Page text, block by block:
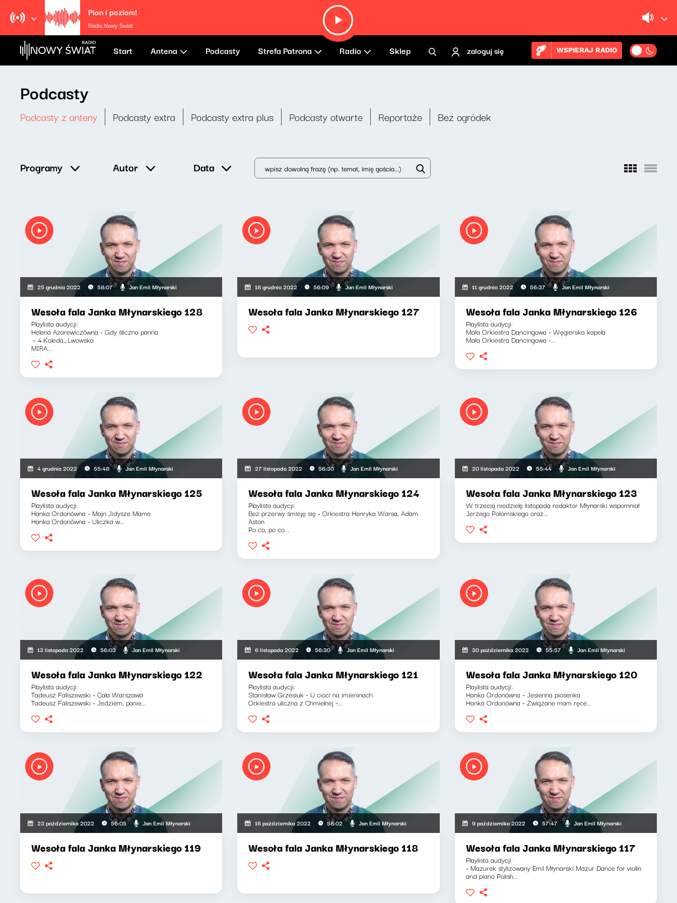
Pion i poziom!
Radio Nowy Świat
Start Antena Podcasty Strefa Patrona Radio Sklep zaloguj się WSPIERAJ RADIO
Podcasty
Podcasty z anteny Podcasty extra Podcasty extra plus Podcasty otwarte Reportaże Bez ogródek
Programy Autor Data
25 grudnia 2022 58:07 Jan Emil Młynarski
Wesoła fala Janka Młynarskiego 128
Playlista audycji:
Helena Azarewiczówna - Gdy śliczna panna
- 4.Koleda_Lwowska
MIRA...
18 grudnia 2022 56:09 Jan Emil Młynarski
Wesoła fala Janka Młynarskiego 127
11 grudnia 2022 56:37 Jan Emil Młynarski
Wesoła fala Janka Młynarskiego 126
Playlista audycji:
Mała Orkiestra Dancingowa - Węgierska kapela
Mała Orkiestra Dancingowa -...
4 grudnia 2022 55:48 Jan Emil Młynarski
Wesoła fala Janka Młynarskiego 125
Playlista audycji:
Hanka Ordonówna - Majn Jidysze Mame
Hanka Ordonówna - Uliczka w...
27 listopada 2022 56:30 Jan Emil Młynarski
Wesoła fala Janka Młynarskiego 124
Playlista audycji:
Bez przerwy śmieję się - Orkiestra Henryka Warsa, Adam
Aston
Po co, po co...
20 listopada 2022 55:44 Jan Emil Młynarski
Wesoła fala Janka Młynarskiego 123
W trzecią niedzielę listopada redaktor Młynarski wspomniał
Jerzego Połomskiego oraz...
13 listopada 2022 56:03 Jan Emil Młynarski
Wesoła fala Janka Młynarskiego 122
Playlista audycji:
Tadeusz Faliszewski - Cala Warszawa
Tadeusz Faliszewski - Jedziem, panie...
6 listopada 2022 56:30 Jan Emil Młynarski
Wesoła fala Janka Młynarskiego 121
Playlista audycji:
Stanisław Grzesiuk - U cioci na imieninach
Orkiestra uliczna z Chmielnej -...
30 października 2022 55:57 Jan Emil Młynarski
Wesoła fala Janka Młynarskiego 120
Playlista audycji:
Hanka Ordonówna - Jesienna piosenka
Hanka Ordonówna - Związane mam ręce...
23 października 2022 56:05 Jan Emil Młynarski
Wesoła fala Janka Młynarskiego 119
16 października 2022 58:02 Jan Emil Młynarski
Wesoła fala Janka Młynarskiego 118
9 października 2022 57:47 Jan Emil Młynarski
Wesoła fala Janka Młynarskiego 117
Playlista audycji:
- Mazurek stylizowany Emil Młynarski Mazur Dance for violin
and piano Polish...